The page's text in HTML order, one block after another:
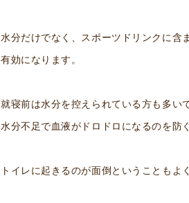
水分だけでなく、スポーツドリンクに含
有効になります。
就寝前は水分を控えられている方も多い
水分不足で血液がドロドロになるのを防
トイレに起きるのが面倒ということもよ